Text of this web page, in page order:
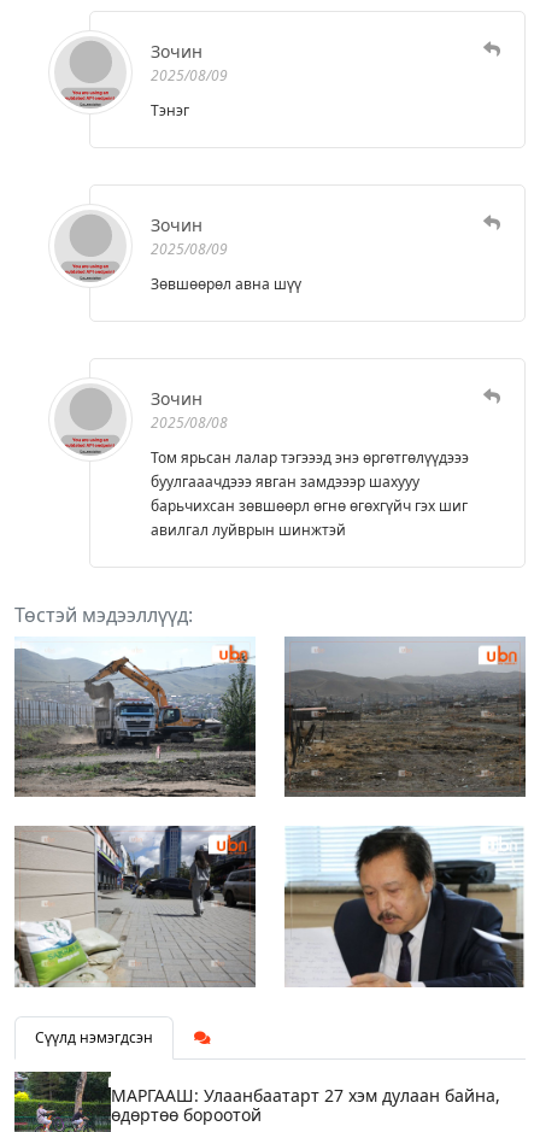
Зочин
2025/08/09
Тэнэг
Зочин
2025/08/09
Зөвшөөрөл авна шүү
Зочин
2025/08/08
Том ярьсан лалар тэгэээд энэ өргөтгөлүүдэээ
буулгааачдэээ явган замдэээр шахууу
барьчихсан зөвшөөрл өгнө өгөхгүйч гэх шиг
авилгал луйврын шинжтэй
Төстэй мэдээллүүд:
Сүүлд нэмэгдсэн
МАРГААШ: Улаанбаатарт 27 хэм дулаан байна,
өдөртөө бороотой